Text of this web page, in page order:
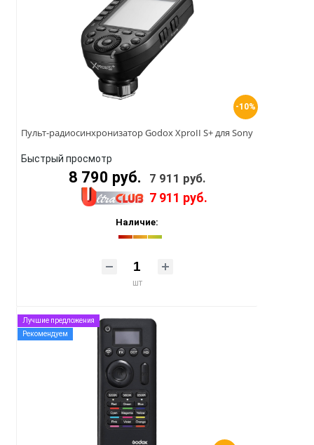
-10%
Пульт-радиосинхронизатор Godox XproII S+ для Sony
Быстрый просмотр
8 790 руб. 7 911 руб.
7 911 руб.
Наличие:
шт
Лучшие предложения
Рекомендуем